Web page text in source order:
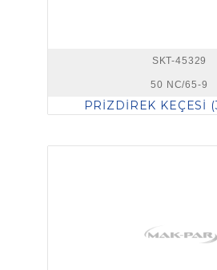
SKT-45329
50 NC/65-9
PRİZDİREK KEÇESİ